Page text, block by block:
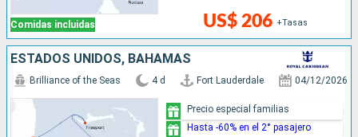
Comidas incluidas US$ 206 +Tasas
ESTADOS UNIDOS, BAHAMAS
Brilliance of the Seas 4 d Fort Lauderdale 04/12/2026
Precio especial familias
Hasta -60% en el 2° pasajero